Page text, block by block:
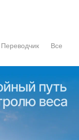
Переводчик Все